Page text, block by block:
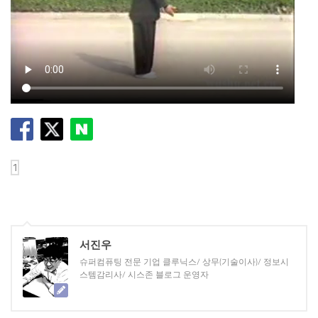
서진우
슈퍼컴퓨팅 전문 기업 클루닉스/ 상무(기술이사)/ 정보시
스템감리사/ 시스존 블로그 운영자